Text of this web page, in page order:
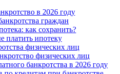
в 2026 году
граждан
как сохранить?
платить ипотеку
физических лиц
физических лиц
банкротства в 2026 году